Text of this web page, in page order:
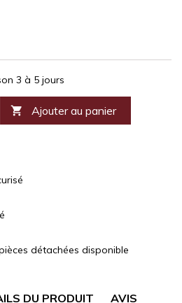
3 à 5 jours
 Ajouter au panier
détachées disponible
DU PRODUIT AVIS